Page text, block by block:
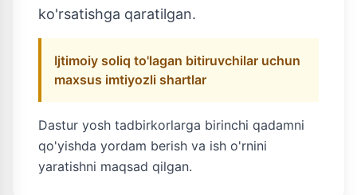
ko'rsatishga qaratilgan.
Ijtimoiy soliq to'lagan bitiruvchilar uchun
maxsus imtiyozli shartlar
Dastur yosh tadbirkorlarga birinchi qadamni
qo'yishda yordam berish va ish o'rnini
yaratishni maqsad qilgan.